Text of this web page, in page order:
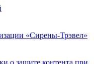
«Сирены-Трэвел»
о защите контента при